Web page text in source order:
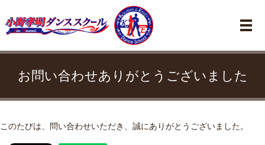
メ
お問い合わせありがとうございました
このたびは、問い合わせいただき、誠にありがとうございました。